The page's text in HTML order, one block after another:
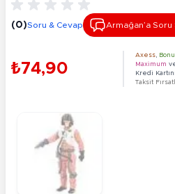
(0)Soru & Cevap Armağan’a Soru
₺74,90
Axess
Maximum
Kredi
Taksit